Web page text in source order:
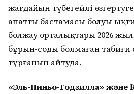
жағдайын түбегейлі
апаттың бастамасы болуы
болжау орталықтары 2026
бұрын-соңды болмаған табиғи
тұрғанын айтуда.
«Эль-Ниньо-Годзилла» және